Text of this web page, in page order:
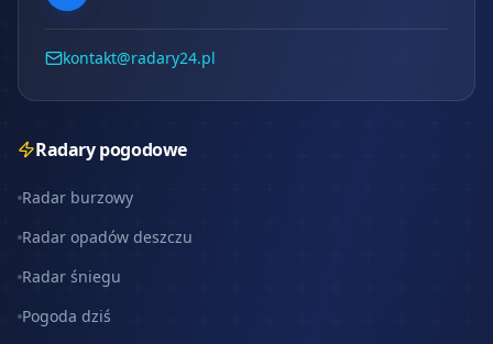
kontakt@radary24.pl
Radary pogodowe
Radar burzowy
Radar opadów deszczu
Radar śniegu
Pogoda dziś